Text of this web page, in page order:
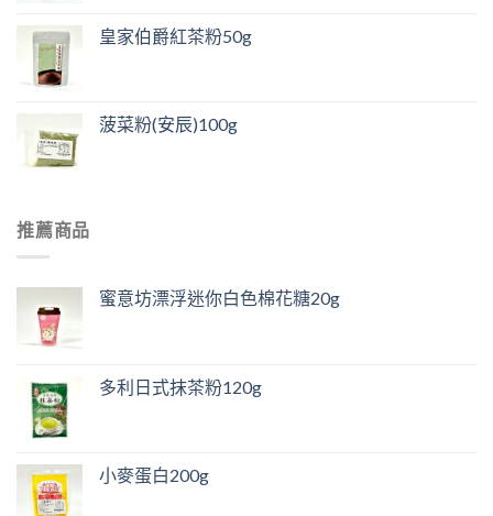
皇家伯爵紅茶粉50g
菠菜粉(安辰)100g
推薦商品
蜜意坊漂浮迷你白色棉花糖20g
多利日式抹茶粉120g
小麥蛋白200g